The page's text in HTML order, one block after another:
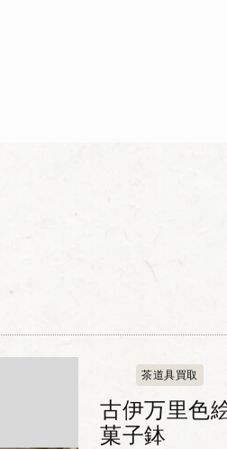
茶道具買取
古伊万里色
菓子鉢